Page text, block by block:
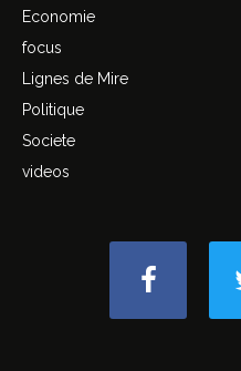
Economie
focus
Lignes de Mire
Politique
Societe
videos